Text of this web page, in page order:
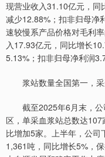
现营业收入31.10亿元，同
减少12.88%；扣非归母净
速较慢系产品价格对毛利
入17.93亿元，同比增长
5.13%；扣非归母净利润
浆站数量全国第一，采
截至2025年6月末，公
区，单采血浆站总数达
比增加5家。上半年，公
1,361吨，同比增长5%，